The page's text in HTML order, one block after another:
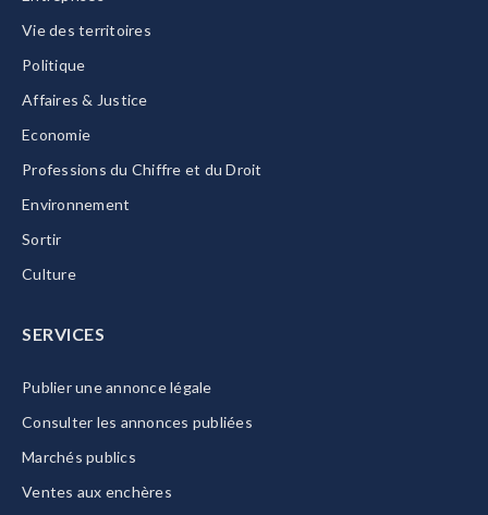
Vie des territoires
Politique
Affaires & Justice
Economie
Professions du Chiffre et du Droit
Environnement
Sortir
Culture
SERVICES
Publier une annonce légale
Consulter les annonces publiées
Marchés publics
Ventes aux enchères